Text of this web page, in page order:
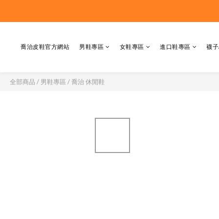
喬治皮鞋官方網站 男鞋專區 女鞋專區 進口鞋專區 襪
全部商品 / 男鞋專區 /喬治 休閒鞋